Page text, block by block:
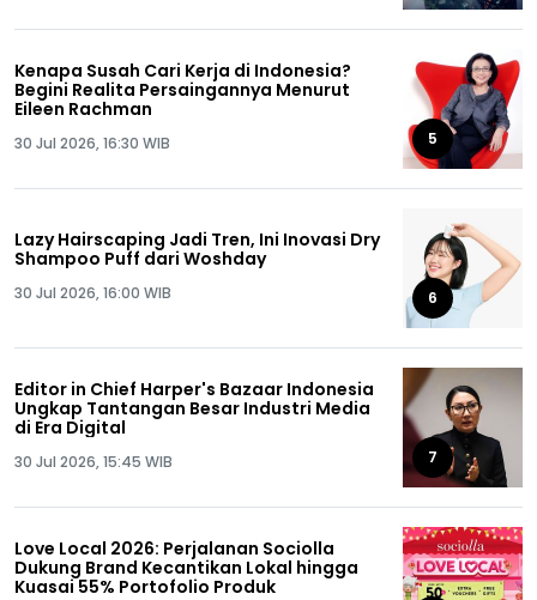
Kenapa Susah Cari Kerja di Indonesia?
Begini Realita Persaingannya Menurut
Eileen Rachman
30 Jul 2026, 16:30 WIB 5
Lazy Hairscaping Jadi Tren, Ini Inovasi Dry
Shampoo Puff dari Woshday
30 Jul 2026, 16:00 WIB 6
Editor in Chief Harper's Bazaar Indonesia
Ungkap Tantangan Besar Industri Media
di Era Digital
30 Jul 2026, 15:45 WIB 7
Love Local 2026: Perjalanan Sociolla
Dukung Brand Kecantikan Lokal hingga
Kuasai 55% Portofolio Produk